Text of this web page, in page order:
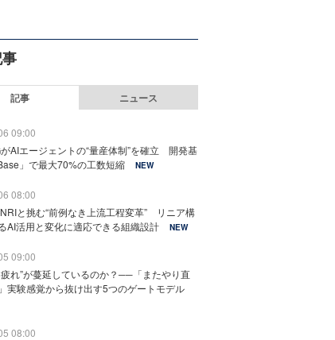
記事 ニュース
09:00
AIエージェントの“量産体制”を確立 開発基
」で最大70%の工数短縮
NEW
08:00
と挑む“前例なき上流工程変革” リニア構
AI活用と変化に適応できる組織設計
NEW
09:00
れ”が蔓延しているのか？──「またやり直
実験感覚から抜け出す5つのゲートモデル
08:00